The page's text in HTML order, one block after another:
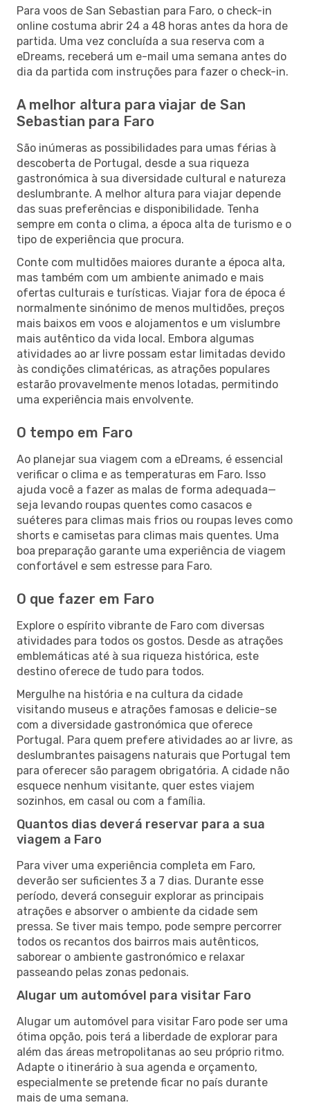
Para voos de San Sebastian para Faro, o check-in
online costuma abrir 24 a 48 horas antes da hora de
partida. Uma vez concluída a sua reserva com a
eDreams, receberá um e-mail uma semana antes do
dia da partida com instruções para fazer o check-in.
A melhor altura para viajar de San
Sebastian para Faro
São inúmeras as possibilidades para umas férias à
descoberta de Portugal, desde a sua riqueza
gastronómica à sua diversidade cultural e natureza
deslumbrante. A melhor altura para viajar depende
das suas preferências e disponibilidade. Tenha
sempre em conta o clima, a época alta de turismo e o
tipo de experiência que procura.
Conte com multidões maiores durante a época alta,
mas também com um ambiente animado e mais
ofertas culturais e turísticas. Viajar fora de época é
normalmente sinónimo de menos multidões, preços
mais baixos em voos e alojamentos e um vislumbre
mais autêntico da vida local. Embora algumas
atividades ao ar livre possam estar limitadas devido
às condições climatéricas, as atrações populares
estarão provavelmente menos lotadas, permitindo
uma experiência mais envolvente.
O tempo em Faro
Ao planejar sua viagem com a eDreams, é essencial
verificar o clima e as temperaturas em Faro. Isso
ajuda você a fazer as malas de forma adequada—
seja levando roupas quentes como casacos e
suéteres para climas mais frios ou roupas leves como
shorts e camisetas para climas mais quentes. Uma
boa preparação garante uma experiência de viagem
confortável e sem estresse para Faro.
O que fazer em Faro
Explore o espírito vibrante de Faro com diversas
atividades para todos os gostos. Desde as atrações
emblemáticas até à sua riqueza histórica, este
destino oferece de tudo para todos.
Mergulhe na história e na cultura da cidade
visitando museus e atrações famosas e delicie-se
com a diversidade gastronómica que oferece
Portugal. Para quem prefere atividades ao ar livre, as
deslumbrantes paisagens naturais que Portugal tem
para oferecer são paragem obrigatória. A cidade não
esquece nenhum visitante, quer estes viajem
sozinhos, em casal ou com a família.
Quantos dias deverá reservar para a sua
viagem a Faro
Para viver uma experiência completa em Faro,
deverão ser suficientes 3 a 7 dias. Durante esse
período, deverá conseguir explorar as principais
atrações e absorver o ambiente da cidade sem
pressa. Se tiver mais tempo, pode sempre percorrer
todos os recantos dos bairros mais autênticos,
saborear o ambiente gastronómico e relaxar
passeando pelas zonas pedonais.
Alugar um automóvel para visitar Faro
Alugar um automóvel para visitar Faro pode ser uma
ótima opção, pois terá a liberdade de explorar para
além das áreas metropolitanas ao seu próprio ritmo.
Adapte o itinerário à sua agenda e orçamento,
especialmente se pretende ficar no país durante
mais de uma semana.